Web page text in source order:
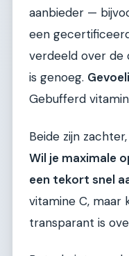
aanbieder —
een
verdeeld over de
is genoeg.
Gebufferd
Beide zijn
Wil je maximale
een tekort snel
vitamine C, maar
transparant is